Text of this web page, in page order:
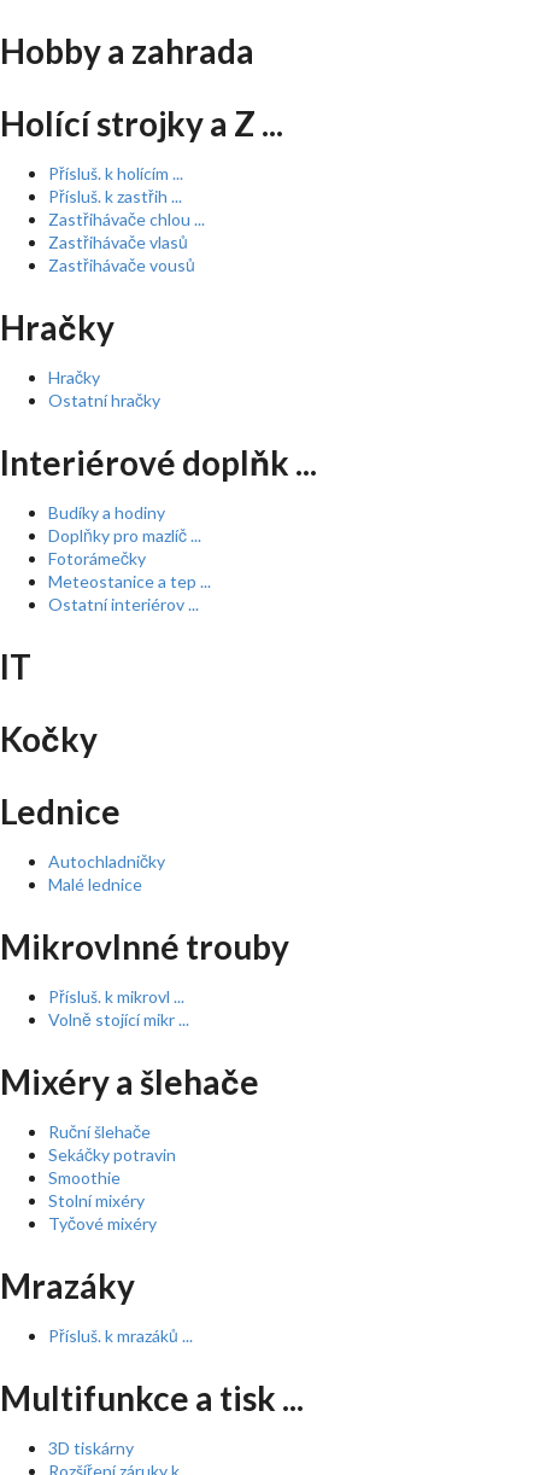
Hobby a zahrada
Holící strojky a Z ...
Přísluš. k holícím ...
Přísluš. k zastřih ...
Zastřihávače chlou ...
Zastřihávače vlasů
Zastřihávače vousů
Hračky
Hračky
Ostatní hračky
Interiérové doplňk ...
Budíky a hodiny
Doplňky pro mazlíč ...
Fotorámečky
Meteostanice a tep ...
Ostatní interiérov ...
IT
Kočky
Lednice
Autochladničky
Malé lednice
Mikrovlnné trouby
Přísluš. k mikrovl ...
Volně stojící mikr ...
Mixéry a šlehače
Ruční šlehače
Sekáčky potravin
Smoothie
Stolní mixéry
Tyčové mixéry
Mrazáky
Přísluš. k mrazáků ...
Multifunkce a tisk ...
3D tiskárny
Rozšíření záruky k ...